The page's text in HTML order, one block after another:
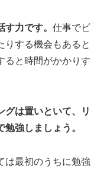
力です。 仕事でビ
りする機会もあると
ると時間がかかりす
グは置いといて、リ
強しましょう。
は最初のうちに勉強